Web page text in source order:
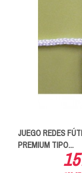
JUEGO REDES
PREMIUM TIPO...